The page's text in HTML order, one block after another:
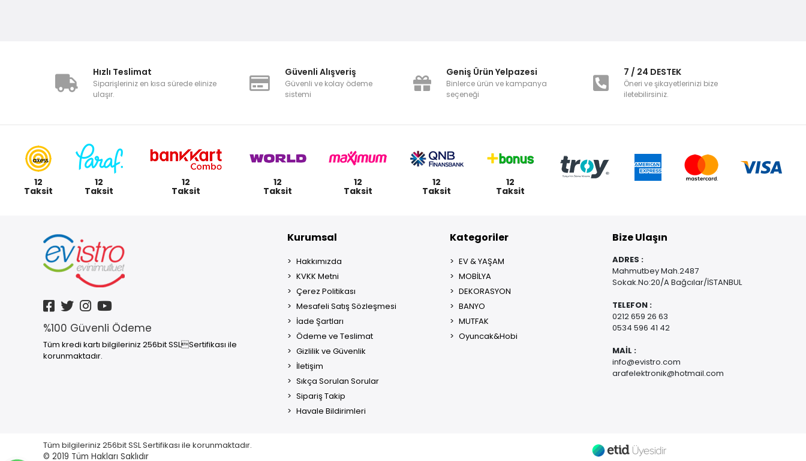
Hızlı Teslimat
Siparişleriniz en kısa sürede elinize
ulaşır.
Güvenli Alışveriş
Güvenli ve kolay ödeme
sistemi
Geniş Ürün Yelpazesi
Binlerce ürün ve kampanya
seçeneği
7 / 24 DESTEK
Öneri ve şikayetlerinizi bize
iletebilirsiniz.
12
Taksit
12
Taksit
12
Taksit
12
Taksit
12
Taksit
12
Taksit
12
Taksit
%100 Güvenli Ödeme
Tüm kredi kartı bilgileriniz 256bit SSLSertifikası ile
korunmaktadır.
Kurumsal
Hakkımızda
KVKK Metni
Çerez Politikası
Mesafeli Satış Sözleşmesi
İade Şartları
Ödeme ve Teslimat
Gizlilik ve Güvenlik
İletişim
Sıkça Sorulan Sorular
Sipariş Takip
Havale Bildirimleri
Kategoriler
EV & YAŞAM
MOBİLYA
DEKORASYON
BANYO
MUTFAK
Oyuncak&Hobi
Bize Ulaşın
ADRES :
Mahmutbey Mah.2487
Sokak.No:20/A Bağcılar/İSTANBUL
TELEFON :
0212 659 26 63
0534 596 41 42
MAİL :
info@evistro.com
arafelektronik@hotmail.com
Tüm bilgileriniz 256bit SSL Sertifikası ile korunmaktadır.
© 2019 Tüm Hakları Saklıdır